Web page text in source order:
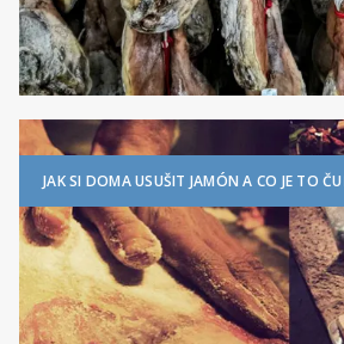
JAK SI DOMA USUŠIT JAMÓN A CO JE TO